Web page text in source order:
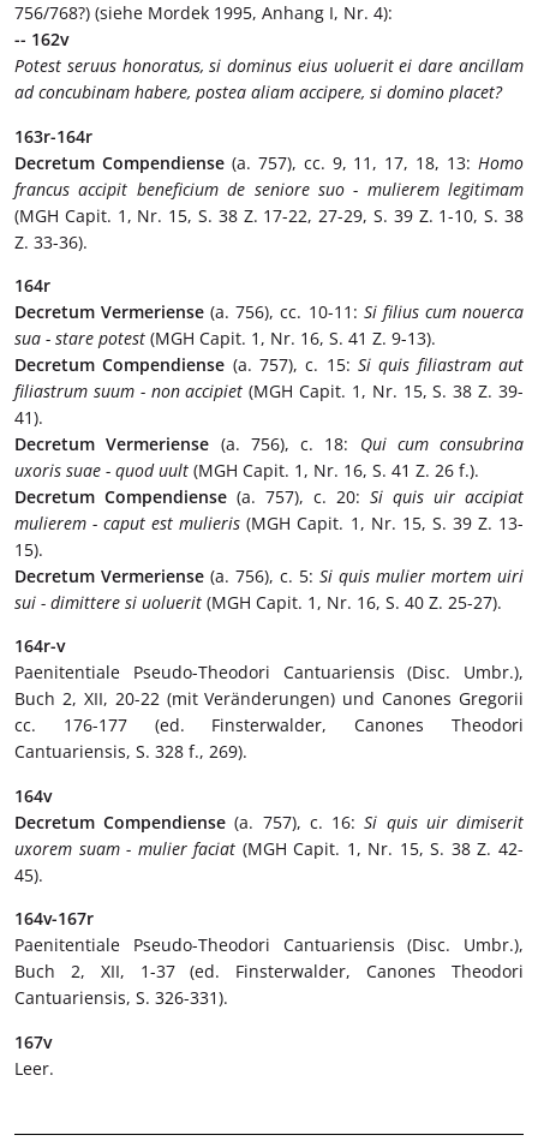
756/768?) (siehe Mordek 1995, Anhang I, Nr. 4):
-- 162v
Potest seruus honoratus, si dominus eius uoluerit ei dare ancillam
ad concubinam habere, postea aliam accipere, si domino placet?
163r-164r
Decretum Compendiense(a. 757), cc. 9, 11, 17, 18, 13: Homo
francus accipit beneficium de seniore suo - mulierem legitimam
(MGH Capit. 1, Nr. 15, S. 38 Z. 17-22, 27-29, S. 39 Z. 1-10, S. 38
Z. 33-36).
164r
Decretum Vermeriense (a. 756), cc. 10-11: Si filius cum nouerca
sua - stare potest (MGH Capit. 1, Nr. 16, S. 41 Z. 9-13).
Decretum Compendiense (a. 757), c. 15:Si quis filiastram aut
filiastrum suum - non accipiet (MGH Capit. 1, Nr. 15, S. 38 Z. 39-
41).
Decretum Vermeriense (a. 756), c. 18: Qui cum consubrina
uxoris suae - quod uult (MGH Capit. 1, Nr. 16, S. 41 Z. 26 f.).
Decretum Compendiense (a. 757), c. 20: Si quis uir accipiat
mulierem - caput est mulieris (MGH Capit. 1, Nr. 15, S. 39 Z. 13-
15).
Decretum Vermeriense (a. 756), c. 5: Si quis mulier mortem uiri
sui - dimittere si uoluerit (MGH Capit. 1, Nr. 16, S. 40 Z. 25-27).
164r-v
Paenitentiale Pseudo-Theodori Cantuariensis (Disc. Umbr.),
Buch 2, XII, 20-22 (mit Veränderungen) und Canones Gregorii
cc. 176-177 (ed. Finsterwalder, Canones Theodori
Cantuariensis, S. 328 f., 269).
164v
Decretum Compendiense (a. 757), c. 16:Si quis uir dimiserit
uxorem suam - mulier faciat (MGH Capit. 1, Nr. 15, S. 38 Z. 42-
45).
164v-167r
Paenitentiale Pseudo-Theodori Cantuariensis (Disc. Umbr.),
Buch 2, XII, 1-37 (ed. Finsterwalder, Canones Theodori
Cantuariensis, S. 326-331).
167v
Leer.